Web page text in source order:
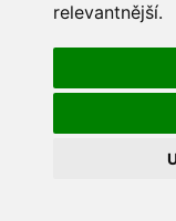
relevantnější.